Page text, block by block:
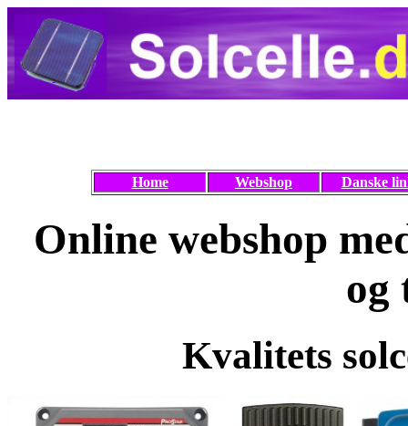
Home Webshop Danske
Online webshop
og
Kvalitets